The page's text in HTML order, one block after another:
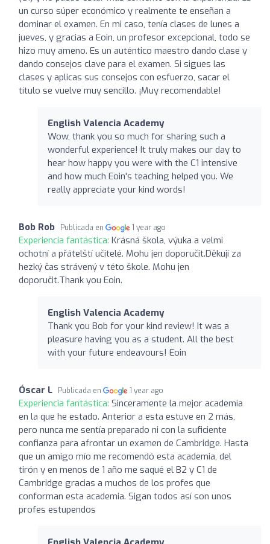
un curso súper económico y realmente te enseñan a
dominar el examen. En mi caso, tenía clases de lunes a
jueves, y gracias a Eoin, un profesor excepcional, todo se
hizo muy ameno. Es un auténtico maestro dando clase y
dando consejos clave para el examen. Si sigues las
clases y aplicas sus consejos con esfuerzo, sacar el
título se vuelve muy sencillo. ¡Muy recomendable!
English Valencia Academy
Wow, thank you so much for sharing such a
wonderful experience! It truly makes our day to
hear how happy you were with the C1 intensive
and how much Eoin's teaching helped you. We
really appreciate your kind words!
Bob Rob Publicada en 1 year ago
Experiencia fantástica: Krásná škola, výuka a velmi
ochotní a přátelští učitelé. Mohu jen doporučit.Děkují za
hezký čas strávený v této škole. Mohu jen
doporučit.Thank you Eoin.
English Valencia Academy
Thank you Bob for your kind review! It was a
pleasure having you as a student. All the best
with your future endeavours! Eoin
Óscar L Publicada en 1 year ago
Experiencia fantástica: Sinceramente la mejor academia
en la que he estado. Anterior a esta estuve en 2 más,
pero nunca me sentía preparado ni con la suficiente
confianza para afrontar un examen de Cambridge. Hasta
que un amigo mío me recomendó esta academia, del
tirón y en menos de 1 año me saqué el B2 y C1 de
Cambridge gracias a muchos de los profes que
conforman esta academia. Sigan todos así son unos
profes estupendos